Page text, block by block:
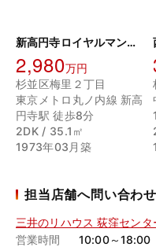
新高円寺ロイヤルマンション
2,980万円
杉並区梅里２丁目
東京メトロ丸ノ内線 新高
円寺駅 徒歩8分
2DK / 35.1㎡
1973年03月築
担当店舗へ問い合わ
三井のリハウス 荻窪センタ
営業時間
10:00～18:00